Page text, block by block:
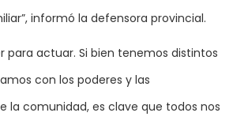
informó la defensora provincial.
para actuar. Si bien tenemos distintos
con los poderes y las
la comunidad, es clave que todos nos